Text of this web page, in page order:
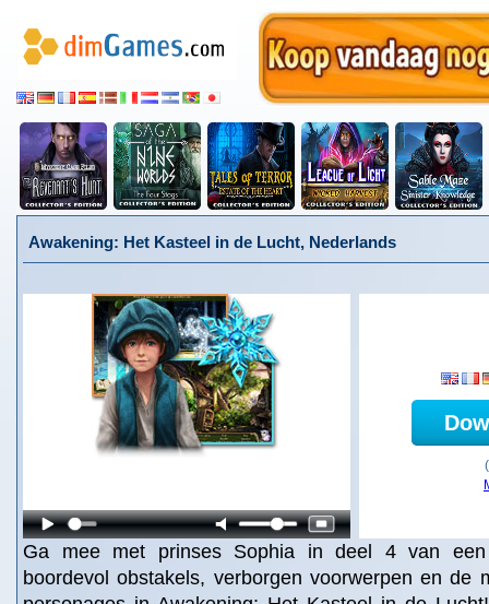
Awakening: Het Kasteel in de Lucht, Nederlands
Ga mee met prinses Sophia in deel 4 van een
boordevol obstakels, verborgen voorwerpen en de